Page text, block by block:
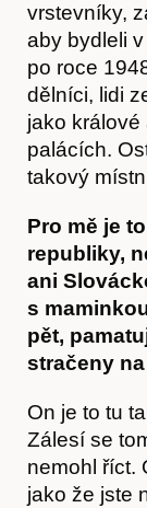
vrstevníky,
aby bydleli
po roce
dělníci, lidi
jako
palácích.
takový
Pro mě je
republiky,
ani
s
pět,
stračeny
On je to tu
Zálesí se
nemohl říct.
jako že jste